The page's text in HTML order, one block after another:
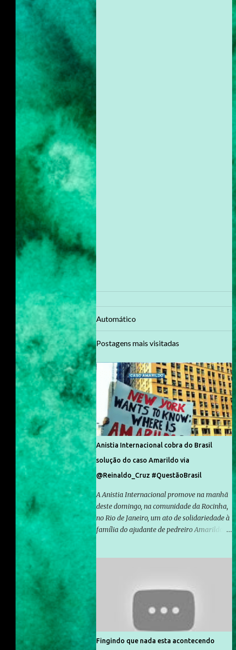
Automático
Postagens mais visitadas
Anistia Internacional cobra do Brasil
solução do caso Amarildo via
@Reinaldo_Cruz #QuestãoBrasil
A Anistia Internacional promove na manhã
deste domingo, na comunidade da Rocinha,
no Rio de Janeiro, um ato de solidariedade à
família do ajudante de pedreiro Amarildo de
Rocinha. A assessora de Direitos Humanos
da Anistia Internacional, Renata Neder, disse
à Agência Brasil que ações e atividades de
mobilização são feitas normalmente pela
organização não governamental. As ações
de solidariedade são promovidas em apoio
Fingindo que nada esta acontecendo